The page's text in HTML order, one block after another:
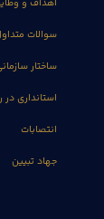
اهداف و
سوالات
ساختار
استانداری در
انتصابات
جهاد تبیین